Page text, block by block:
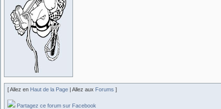
[ Allez en Haut de la Page | Allez aux Forums ]
Partagez ce forum sur Facebook